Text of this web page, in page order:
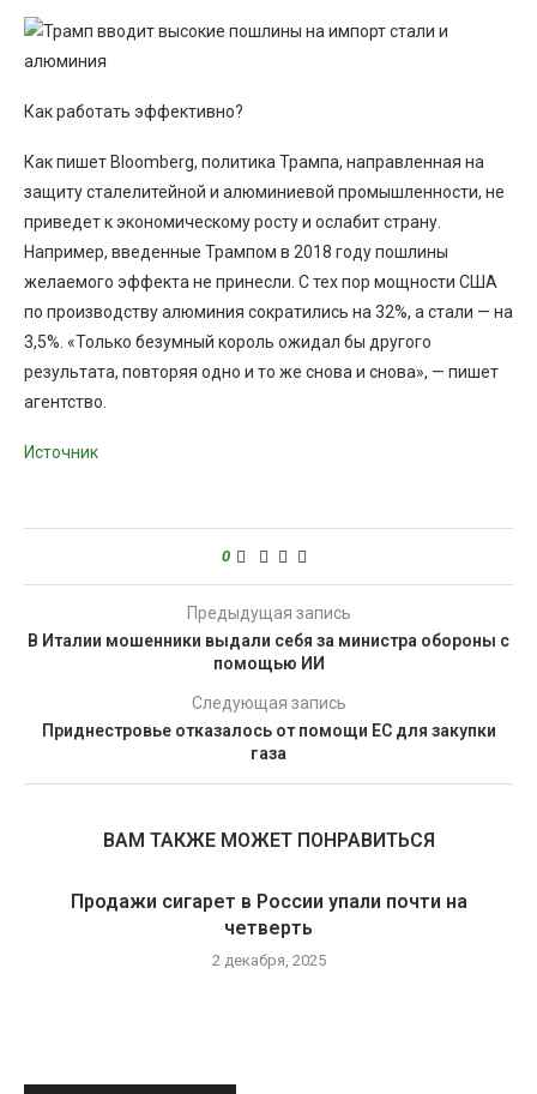
Как работать эффективно?
Как пишет Bloomberg, политика Трампа, направленная на
защиту сталелитейной и алюминиевой промышленности, не
приведет к экономическому росту и ослабит страну.
Например, введенные Трампом в 2018 году пошлины
желаемого эффекта не принесли. С тех пор мощности США
по производству алюминия сократились на 32%, а стали — на
3,5%. «Только безумный король ожидал бы другого
результата, повторяя одно и то же снова и снова», — пишет
агентство.
Источник
0
Предыдущая запись
В Италии мошенники выдали себя за министра обороны с
помощью ИИ
Следующая запись
Приднестровье отказалось от помощи ЕС для закупки
газа
ВАМ ТАКЖЕ МОЖЕТ ПОНРАВИТЬСЯ
Продажи сигарет в России упали почти на
четверть
2 декабря, 2025